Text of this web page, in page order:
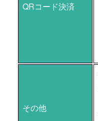
QRコード決済
その他